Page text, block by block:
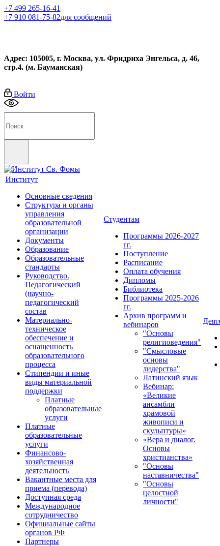
+7 499 265-16-41
+7 910 081-75-82для сообщений
Адрес: 105005, г. Москва, ул. Фридриха Энгельса, д. 46,
стр.4. (м. Бауманская)
Войти
Институт
Основные сведения
Структура и органы
управления
образовательной
организации
Документы
Образование
Образовательные
стандарты
Руководство.
Педагогический
(научно-
педагогический
состав
Материально-
техническое
обеспечение и
оснащенность
образовательного
процесса
Стипендии и иные
виды материальной
поддержки
Платные
образовательные
услуги
Платные
образовательные
услуги
Финансово-
хозяйственная
деятельность
Вакантные места для
приема (перевода)
Доступная среда
Международное
сотрудничество
Официальные сайты
органов РФ
Партнеры
Студентам
Программы 2026-2027
гг.
Поступление
Расписание
Оплата обучения
Дипломы
Библиотека
Программы 2025-2026
гг.
Архив программ и
вебинаров
"Основы
религиоведения"
"Смысловые
основы
лидерства"
Латинский язык
Вебинар:
«Великие
ансамбли
храмовой
живописи и
скульптуры»
«Вера и диалог.
Основы
христианства»
"Основы
наставничества"
"Основы
целостной
личности"